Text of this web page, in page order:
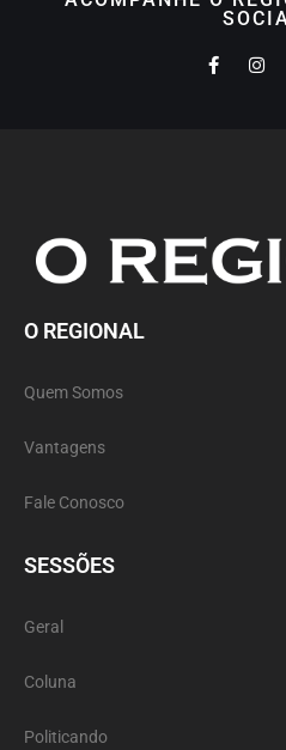
O REGIONAL
Quem Somos
Vantagens
Fale Conosco
SESSÕES
Geral
Coluna
Politicando